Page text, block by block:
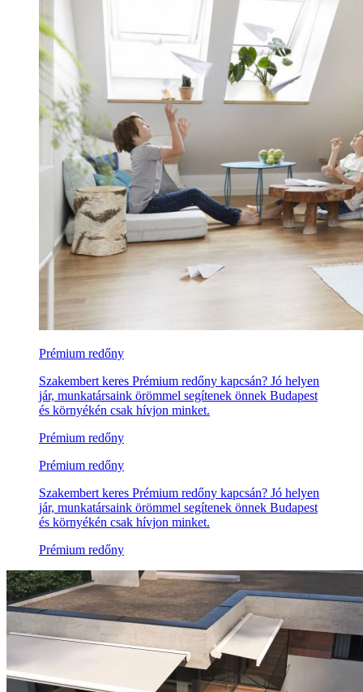
Prémium redőny
Szakembert keres Prémium redőny kapcsán? Jó helyen
jár, munkatársaink örömmel segítenek önnek Budapest
és környékén csak hívjon minket.
Prémium redőny
Prémium redőny
Szakembert keres Prémium redőny kapcsán? Jó helyen
jár, munkatársaink örömmel segítenek önnek Budapest
és környékén csak hívjon minket.
Prémium redőny